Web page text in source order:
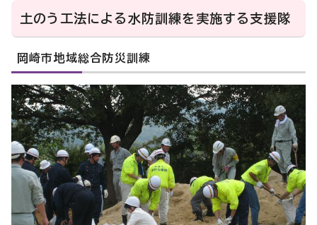
土のう工法による水防訓練を実施する支援隊
岡崎市地域総合防災訓練